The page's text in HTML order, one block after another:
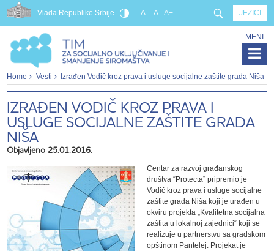
Vlada Republike Srbije JEZICI
A- A A+
MENI
Home Vesti Izrađen Vodič kroz prava i usluge socijalne zaštite grada Niša
IZRAĐEN VODIČ KROZ PRAVA I
USLUGE SOCIJALNE ZAŠTITE GRADA
NIŠA
Objavljeno 25.01.2016.
Centar za razvoj građanskog
društva “Protecta” pripremio je
Vodič kroz prava i usluge socijalne
zaštite grada Niša koji je urađen u
okviru projekta „Kvalitetna socijalna
zaštita u lokalnoj zajednici“ koji se
realizuje u partnerstvu sa gradskom
opštinom Pantelej. Projekat je